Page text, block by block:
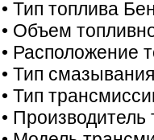
• Тип топлива
• Объем
• Расположение
• Тип
• Тип
•